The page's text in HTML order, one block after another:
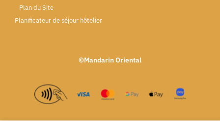
Plan du Site
Planificateur de séjour hôtelier
©Mandarin Oriental